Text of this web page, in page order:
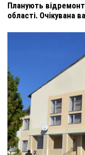
Планують
області. Очікувана